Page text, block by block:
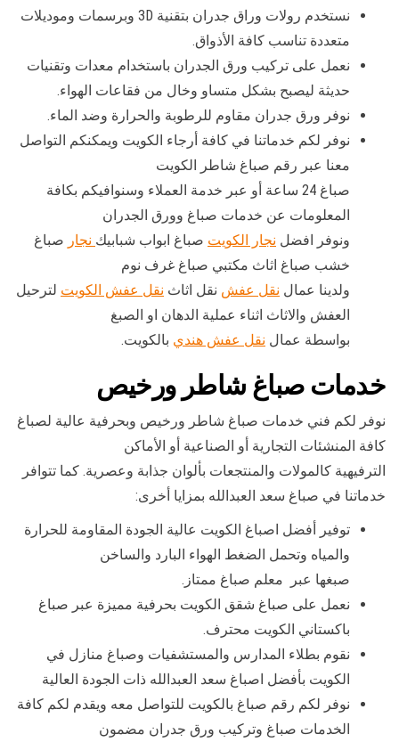
نستخدم رولات وراق جدران بتقنية 3D وبرسمات وموديلات
متعددة تناسب كافة الأذواق.
نعمل على تركيب ورق الجدران باستخدام معدات وتقنيات
حديثة ليصبح بشكل متساو وخال من فقاعات الهواء.
نوفر ورق جدران مقاوم للرطوبة والحرارة وضد الماء.
نوفر لكم خدماتنا في كافة أرجاء الكويت ويمكنكم التواصل
معنا عبر رقم صباغ شاطر الكويت
صباغ 24 ساعة أو عبر خدمة العملاء وسنوافيكم بكافة
المعلومات عن خدمات صباغ وورق الجدران
ونوفر افضل نجار الكويت صباغ ابواب شبابيك نجار صباغ
خشب صباغ اثاث مكتبي صباغ غرف نوم
ولدينا عمال نقل عفش نقل اثاث نقل عفش الكويت لترحيل
العفش والاثاث اثناء عملية الدهان او الصبغ
بواسطة عمال نقل عفش هندي بالكويت.
خدمات صباغ شاطر ورخيص
نوفر لكم فني خدمات صباغ شاطر ورخيص وبحرفية عالية لصباغ
كافة المنشئات التجارية أو الصناعية أو الأماكن
الترفيهية كالمولات والمنتجعات بألوان جذابة وعصرية. كما تتوافر
خدماتنا في صباغ سعد العبدالله بمزايا أخرى:
توفير أفضل اصباغ الكويت عالية الجودة المقاومة للحرارة
والمياه وتحمل الضغط الهواء البارد والساخن
صبغها عبر معلم صباغ ممتاز.
نعمل على صباغ شقق الكويت بحرفية مميزة عبر صباغ
باكستاني الكويت محترف.
نقوم بطلاء المدارس والمستشفيات وصباغ منازل في
الكويت بأفضل اصباغ سعد العبدالله ذات الجودة العالية
نوفر لكم رقم صباغ بالكويت للتواصل معه ويقدم لكم كافة
الخدمات صباغ وتركيب ورق جدران مضمون